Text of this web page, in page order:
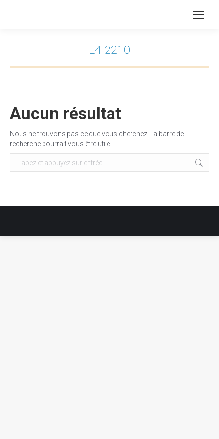
L4-2210
Aucun résultat
Nous ne trouvons pas ce que vous cherchez. La barre de
recherche pourrait vous être utile
Recherche